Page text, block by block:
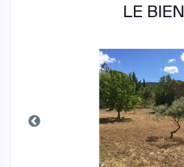
LE BIEN